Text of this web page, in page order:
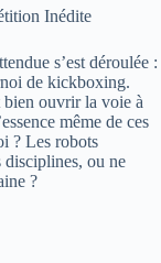
Inédite
s’est déroulée :
de kickboxing.
bien ouvrir la voie à
même de ces
? Les robots
disciplines, ou ne
?